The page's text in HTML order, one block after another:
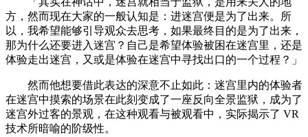
方，然而现在大家的一般认知是：进迷宫便是为了出来。所
以，我希望能够引导观众去思考，如果最终目的是为了出来，
那为什么还要进入迷宫？自己是希望体验被困在迷宫里，还是
体验走出迷宫，又或是体验在迷宫中寻找出口的一个过程？」
然而他想要借此表达的深意不止如此：迷宫里内的体验者
在迷宫中摸索的场景在此刻变成了一座反向全景监狱，成为了
迷宫外过客的景观，在这种观看与被观看中，实际揭示了 VR
技术所暗喻的阶级性。